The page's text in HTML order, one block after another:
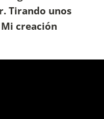
Tirando unos
creación